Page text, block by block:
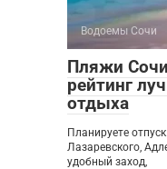
Водоемы Сочи
Пляжи
рейтинг
отдыха
Планируете
Лазаревского,
удобный заход,